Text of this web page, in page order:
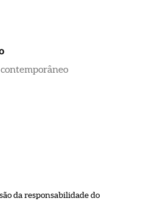
da responsabilidade do